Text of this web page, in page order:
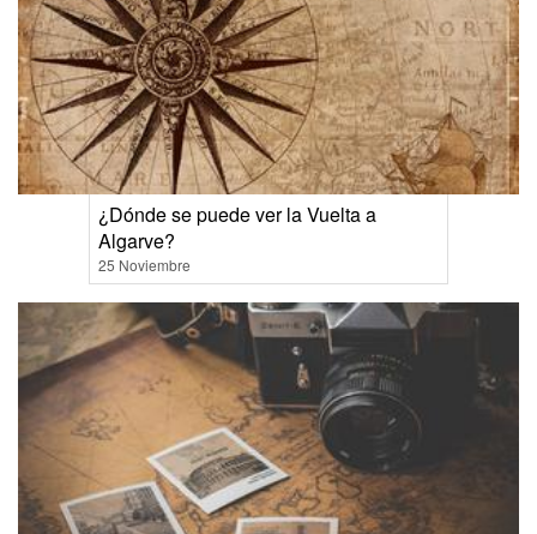
¿Dónde se puede ver la Vuelta a
Algarve?
25 Noviembre